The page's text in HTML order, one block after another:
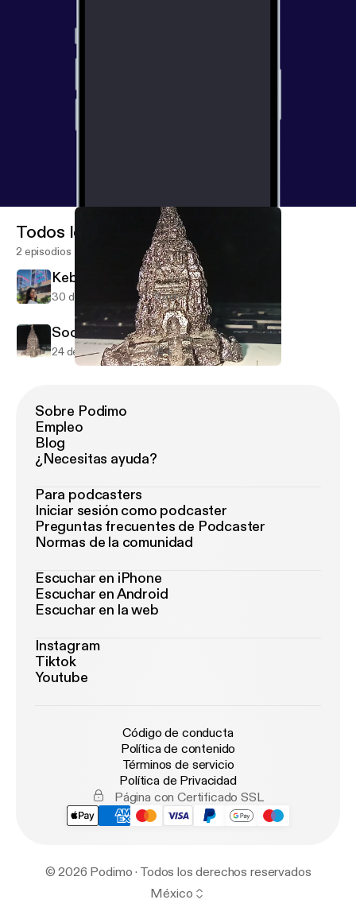
Todos los episodios
2 episodios
Kebudayaan vs Kekotaan
30 de mar de 2020 8 min
Social distancing
24 de mar de 2020 24 s
Sobre Podimo
Empleo
Blog
¿Necesitas ayuda?
Para podcasters
Iniciar sesión como podcaster
Preguntas frecuentes de Podcaster
Normas de la comunidad
Escuchar en iPhone
Escuchar en Android
Escuchar en la web
Instagram
Tiktok
Youtube
Código de conducta
Política de contenido
Términos de servicio
Política de Privacidad
Página con Certificado SSL
© 2026 Podimo · Todos los derechos reservados
México